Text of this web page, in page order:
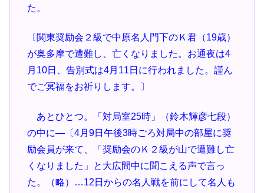
た。
〔関東奨励会２級で中原名人門下のＫ君（19歳）
が奥多摩で遭難し、亡くなりました。お通夜は4
月10日、告別式は4月11日に行われました。謹ん
でご冥福をお祈りします。〕
あとひとつ。「対局室25時」（鈴木輝彦七段）
の中に―〔4月9日午後3時ごろ対局中の部屋に奨
励会員が来て、「奨励会のＫ２級が山で遭難し亡
くなりました」と大広間中に聞こえる声で言っ
た。（略）…12日からの名人戦を前にして名人も